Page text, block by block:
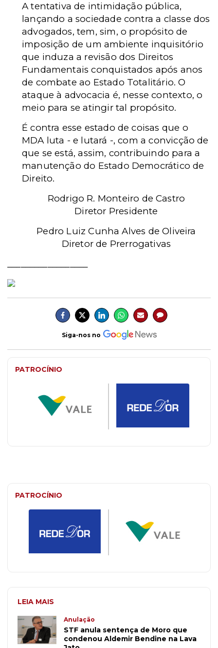
A tentativa de intimidação pública,
lançando a sociedade contra a classe dos
advogados, tem, sim, o propósito de
imposição de um ambiente inquisitório
que induza a revisão dos Direitos
Fundamentais conquistados após anos
de combate ao Estado Totalitário. O
ataque à advocacia é, nesse contexto, o
meio para se atingir tal propósito.
É contra esse estado de coisas que o
MDA luta - e lutará -, com a convicção de
que se está, assim, contribuindo para a
manutenção do Estado Democrático de
Direito.
Rodrigo R. Monteiro de Castro
Diretor Presidente
Pedro Luiz Cunha Alves de Oliveira
Diretor de Prerrogativas
Siga-nos no
PATROCÍNIO
PATROCÍNIO
LEIA MAIS
Anulação
STF anula sentença de Moro que
condenou Aldemir Bendine na Lava